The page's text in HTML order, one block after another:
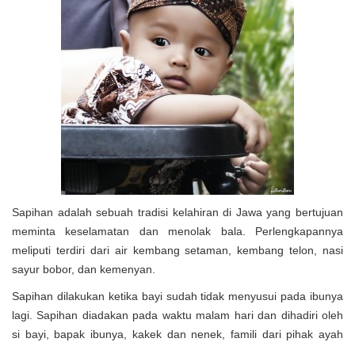
Sapihan adalah sebuah tradisi kelahiran di Jawa yang bertujuan
meminta keselamatan dan menolak bala. Perlengkapannya
meliputi terdiri dari air kembang setaman, kembang telon, nasi
sayur bobor, dan kemenyan.
Sapihan dilakukan ketika bayi sudah tidak menyusui pada ibunya
lagi. Sapihan diadakan pada waktu malam hari dan dihadiri oleh
si bayi, bapak ibunya, kakek dan nenek, famili dari pihak ayah